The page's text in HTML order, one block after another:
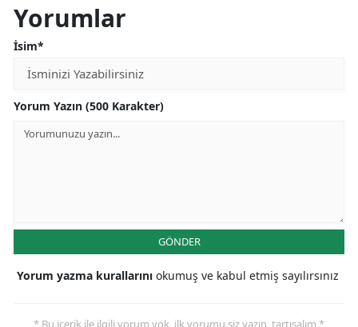
Isparta
Mersin
İstanbul
Yorumlar
İsim*
Yorum Yazın (500 Karakter)
GÖNDER
Yorum yazma kurallarını okumuş ve kabul etmiş sayılırsınız
* Bu içerik ile ilgili yorum yok, ilk yorumu siz yazın, tartışalım *